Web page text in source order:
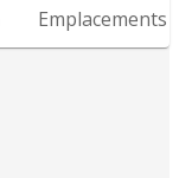
Emplacements